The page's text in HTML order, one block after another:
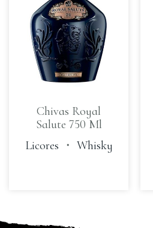
Chivas Royal
Salute 750 Ml
Licores ・ Whisky